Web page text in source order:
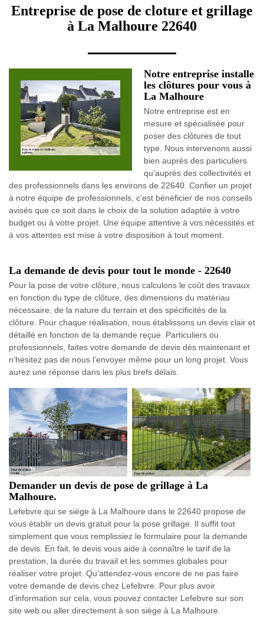
Entreprise de pose de cloture et grillage
à La Malhoure 22640
Notre entreprise installe
les clôtures pour vous à
La Malhoure
Notre entreprise est en
mesure et spécialisée pour
poser des clôtures de tout
type. Nous intervenons aussi
bien auprès des particuliers
qu’auprès des collectivités et
des professionnels dans les environs de 22640. Confier un projet
à notre équipe de professionnels, c’est bénéficier de nos conseils
avisés que ce soit dans le choix de la solution adaptée à votre
budget ou à votre projet. Une équipe attentive à vos nécessités et
à vos attentes est mise à votre disposition à tout moment.
La demande de devis pour tout le monde - 22640
Pour la pose de votre clôture, nous calculons le coût des travaux
en fonction du type de clôture, des dimensions du matériau
nécessaire, de la nature du terrain et des spécificités de la
clôture. Pour chaque réalisation, nous établissons un devis clair et
détaillé en fonction de la demande reçue. Particuliers ou
professionnels, faites votre demande de devis dès maintenant et
n’hésitez pas de nous l’envoyer même pour un long projet. Vous
aurez une réponse dans les plus brefs délais.
Demander un devis de pose de grillage à La
Malhoure.
Lefebvre qui se siège à La Malhoure dans le 22640 propose de
vous établir un devis gratuit pour la pose grillage. Il suffit tout
simplement que vous remplissiez le formulaire pour la demande
de devis. En fait, le devis vous aide à connaître le tarif de la
prestation, la durée du travail et les sommes globales pour
réaliser votre projet. Qu’attendez-vous encore de ne pas faire
votre demande de devis chez Lefebvre. Pour plus avoir
d’information sur cela, vous pouvez contacter Lefebvre sur son
site web ou aller directement à son siège à La Malhoure.